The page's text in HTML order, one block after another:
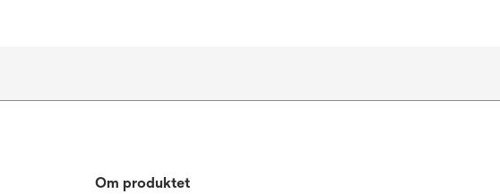
Om produktet